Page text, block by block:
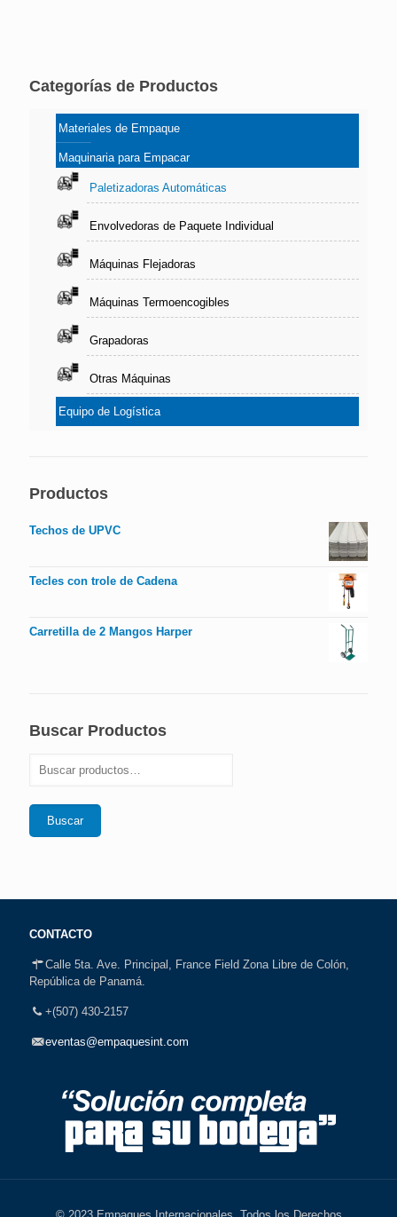
Categorías de Productos
Materiales de Empaque
Maquinaria para Empacar
Paletizadoras Automáticas
Envolvedoras de Paquete Individual
Máquinas Flejadoras
Máquinas Termoencogibles
Grapadoras
Otras Máquinas
Equipo de Logística
Productos
Techos de UPVC
Tecles con trole de Cadena
Carretilla de 2 Mangos Harper
Buscar Productos
Buscar
CONTACTO
Calle 5ta. Ave. Principal, France Field Zona Libre de Colón,
República de Panamá.
+(507) 430-2157
eventas@empaquesint.com